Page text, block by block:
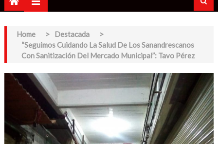
Home > Destacada
>
“Seguimos Cuidando La Salud De Los Sanandrescanos
Con Sanitización Del Mercado Municipal”: Tavo Pérez